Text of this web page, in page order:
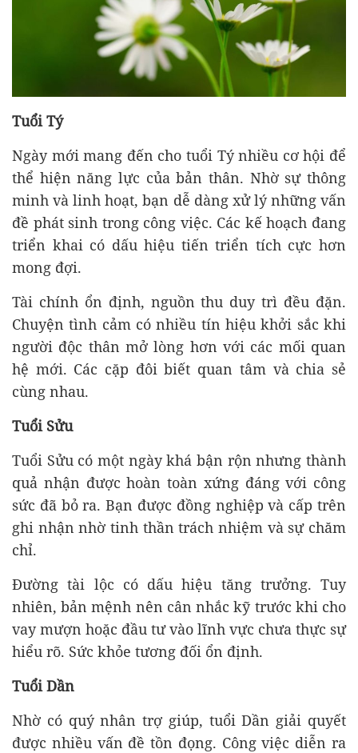
Tuổi Tý
Ngày mới mang đến cho tuổi Tý nhiều cơ hội để
thể hiện năng lực của bản thân. Nhờ sự thông
minh và linh hoạt, bạn dễ dàng xử lý những vấn
đề phát sinh trong công việc. Các kế hoạch đang
triển khai có dấu hiệu tiến triển tích cực hơn
mong đợi.
Tài chính ổn định, nguồn thu duy trì đều đặn.
Chuyện tình cảm có nhiều tín hiệu khởi sắc khi
người độc thân mở lòng hơn với các mối quan
hệ mới. Các cặp đôi biết quan tâm và chia sẻ
cùng nhau.
Tuổi Sửu
Tuổi Sửu có một ngày khá bận rộn nhưng thành
quả nhận được hoàn toàn xứng đáng với công
sức đã bỏ ra. Bạn được đồng nghiệp và cấp trên
ghi nhận nhờ tinh thần trách nhiệm và sự chăm
chỉ.
Đường tài lộc có dấu hiệu tăng trưởng. Tuy
nhiên, bản mệnh nên cân nhắc kỹ trước khi cho
vay mượn hoặc đầu tư vào lĩnh vực chưa thực sự
hiểu rõ. Sức khỏe tương đối ổn định.
Tuổi Dần
Nhờ có quý nhân trợ giúp, tuổi Dần giải quyết
được nhiều vấn đề tồn đọng. Công việc diễn ra